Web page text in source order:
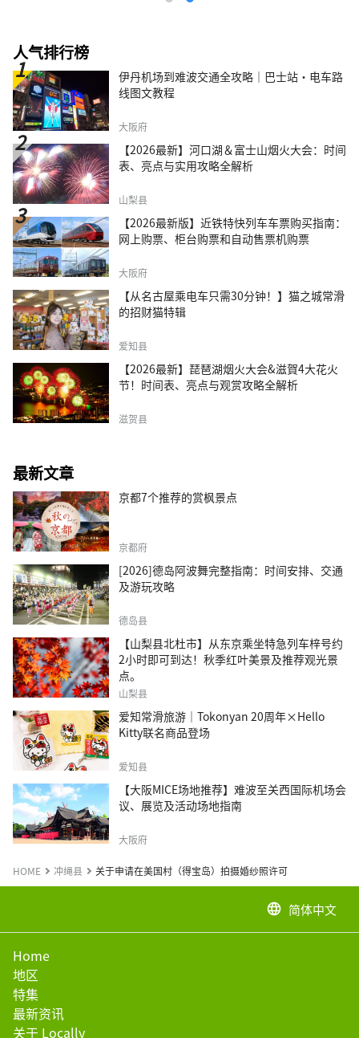
人气排行榜
伊丹机场到难波交通全攻略｜巴士站・电车路
线图文教程
大阪府
【2026最新】河口湖＆富士山烟火大会：时间
表、亮点与实用攻略全解析
山梨县
【2026最新版】近铁特快列车车票购买指南：
网上购票、柜台购票和自动售票机购票
大阪府
【从名古屋乘电车只需30分钟！】猫之城常滑
的招财猫特辑
爱知县
【2026最新】琵琶湖烟火大会&滋賀4大花火
节！时间表、亮点与观赏攻略全解析
滋贺县
最新文章
京都7个推荐的赏枫景点
京都府
[2026]德岛阿波舞完整指南：时间安排、交通
及游玩攻略
德岛县
【山梨县北杜市】从东京乘坐特急列车梓号约
2小时即可到达！秋季红叶美景及推荐观光景
点。
山梨县
爱知常滑旅游｜Tokonyan 20周年×Hello
Kitty联名商品登场
爱知县
【大阪MICE场地推荐】难波至关西国际机场会
议、展览及活动场地指南
大阪府
HOME 冲绳县 关于申请在美国村（得宝岛）拍摄婚纱照许可
language 简体中文
Home
地区
特集
最新资讯
关于 Locally